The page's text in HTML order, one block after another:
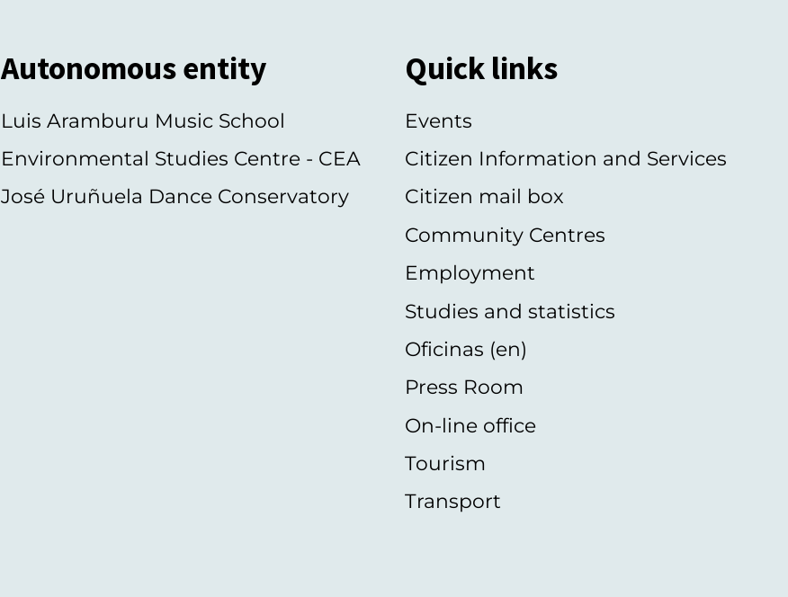
Autonomous entity
Luis Aramburu Music School
Environmental Studies Centre - CEA
José Uruñuela Dance Conservatory
Quick links
Events
Citizen Information and Services
Citizen mail box
Community Centres
Employment
Studies and statistics
Oficinas (en)
Press Room
On-line office
Tourism
Transport